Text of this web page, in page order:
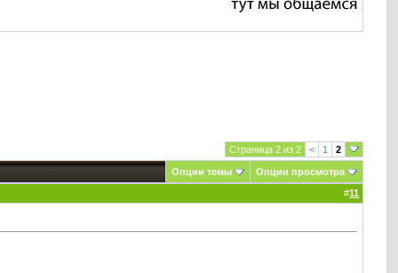
Страница 2 из 2 < 1 2
Опции темы
Опции просмотра
#11